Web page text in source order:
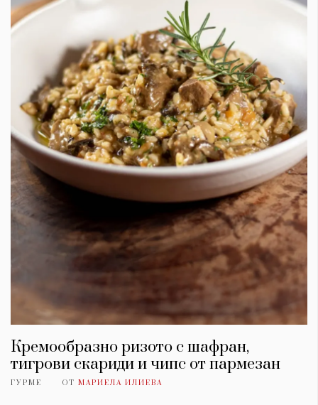
Кремообразно ризото с шафран,
тигрови скариди и чипс от пармезан
ГУРМЕ ОТ МАРИЕЛА ИЛИЕВА